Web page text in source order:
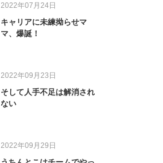
2022年07月24日
キャリアに未練拗らせマ
マ、爆誕！
2022年09月23日
そして人手不足は解消され
ない
2022年09月29日